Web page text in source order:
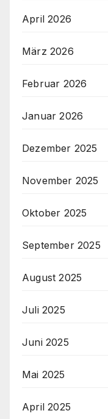
April 2026
März 2026
Februar 2026
Januar 2026
Dezember 2025
November 2025
Oktober 2025
September 2025
August 2025
Juli 2025
Juni 2025
Mai 2025
April 2025